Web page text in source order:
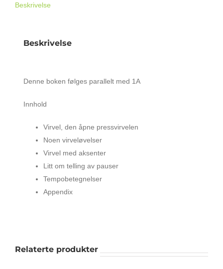
Beskrivelse
Beskrivelse
Denne boken følges parallelt med 1A
Innhold
Virvel, den åpne pressvirvelen
Noen virveløvelser
Virvel med aksenter
Litt om telling av pauser
Tempobetegnelser
Appendix
Relaterte produkter